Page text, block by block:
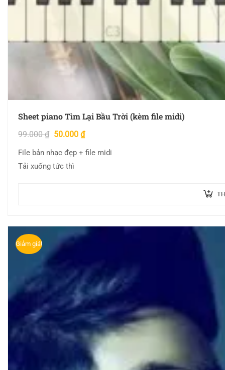
Sheet piano Tìm Lại Bầu Trời (kèm file midi)
99.000₫ 50.000 ₫
File bản nhạc đẹp + file midi
Tải xuống tức thì
Giảm giá!